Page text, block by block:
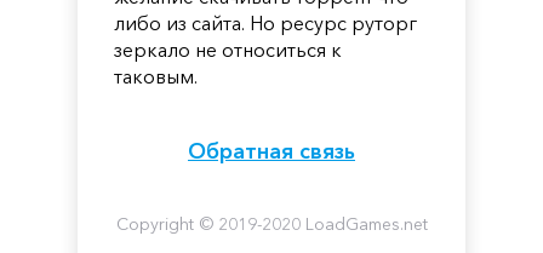
либо из сайта. Но ресурс руторг
зеркало не относиться к
таковым.
Обратная связь
Copyright © 2019-2020 LoadGames.net